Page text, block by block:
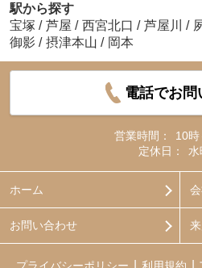
駅から探す
宝塚 / 芦屋 / 西宮北口 / 芦屋川 /
御影 / 摂津本山 / 岡本
電話でお問
営業時間：
10
定休日：
水
ホーム
お問い合わせ
プライバシーポリシー 利用規約